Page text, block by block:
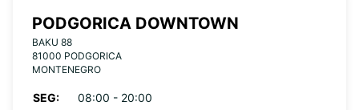
PODGORICA DOWNTOWN
BAKU 88
81000 PODGORICA
MONTENEGRO
SEG:
08:00 - 20:00